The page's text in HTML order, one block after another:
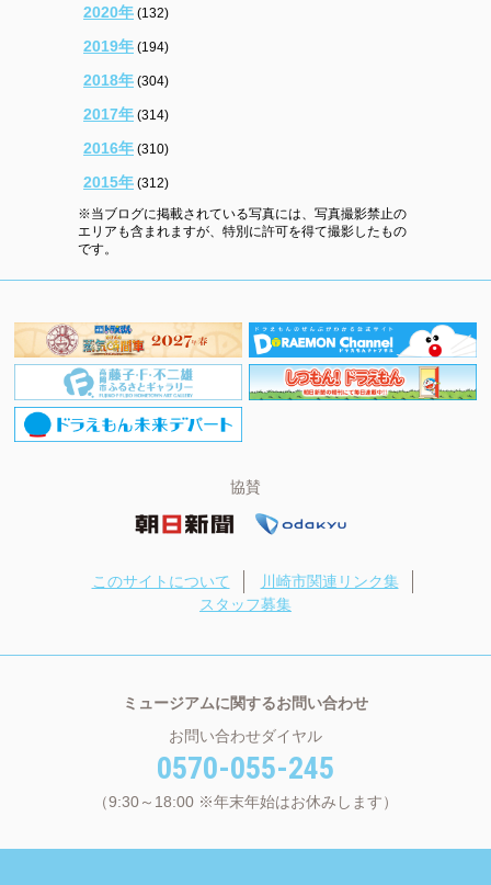
2020年 (132)
2019年 (194)
2018年 (304)
2017年 (314)
2016年 (310)
2015年 (312)
※当ブログに掲載されている写真には、写真撮影禁止の
エリアも含まれますが、特別に許可を得て撮影したもの
です。
協賛
このサイトについて
川崎市関連リンク集
スタッフ募集
ミュージアムに関するお問い合わせ
お問い合わせダイヤル
0570-055-245
（9:30～18:00 ※年末年始はお休みします）